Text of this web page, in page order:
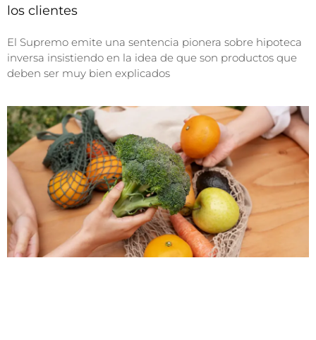
los clientes
El Supremo emite una sentencia pionera sobre hipoteca
inversa insistiendo en la idea de que son productos que
deben ser muy bien explicados